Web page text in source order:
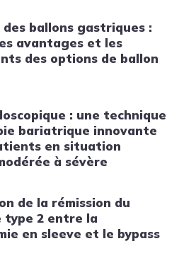
ballons gastriques :
avantages et les
des options de ballon
: une technique
bariatrique innovante
en situation
à sévère
de la rémission du
type 2 entre la
en sleeve et le bypass